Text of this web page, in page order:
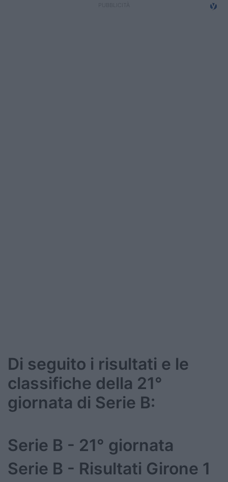
Di seguito i risultati e le
classifiche della 21°
giornata di Serie B:
Serie B - 21° giornata
Serie B - Risultati Girone 1